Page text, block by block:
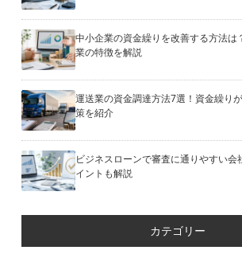
中小企業の資金繰りを改善する方法は
業の特徴を解説
運送業の資金調達方法7選！資金繰り
策を紹介
ビジネスローンで審査に通りやすい
イントも解説
カテゴリー